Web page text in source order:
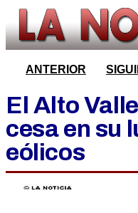
ANTERIOR
El Alto
cesa en su
eólicos